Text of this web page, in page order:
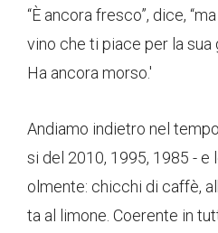
“È ancora fresco”, dice,
vino che ti piace per la sua
Ha ancora morso.'
Andiamo indietro nel
si del 2010, 1995, 1985 -
olmente: chicchi di caffè,
ta al limone. Coerente in